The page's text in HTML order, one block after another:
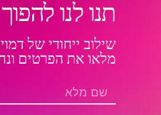
תנו לנו
שילוב ייחודי של
מלאו את הפרטים